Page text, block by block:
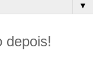
▼
depois!